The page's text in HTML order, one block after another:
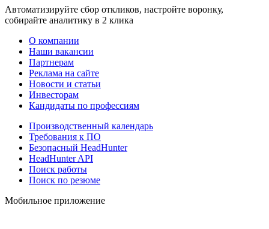
Автоматизируйте сбор откликов, настройте воронку,
собирайте аналитику в 2 клика
О компании
Наши вакансии
Партнерам
Реклама на сайте
Новости и статьи
Инвесторам
Кандидаты по профессиям
Производственный календарь
Требования к ПО
Безопасный HeadHunter
HeadHunter API
Поиск работы
Поиск по резюме
Мобильное приложение